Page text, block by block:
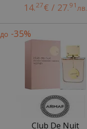
14.27€ / 27.91лв.
до -35%
Club De Nuit